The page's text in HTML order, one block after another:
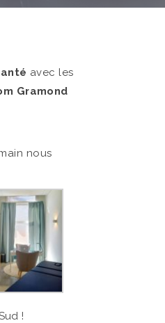
avec les
Gramond
nous
!